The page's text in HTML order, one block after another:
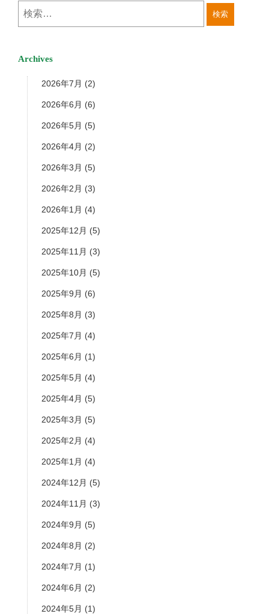
Archives
2026年7月 (2)
2026年6月 (6)
2026年5月 (5)
2026年4月 (2)
2026年3月 (5)
2026年2月 (3)
2026年1月 (4)
2025年12月 (5)
2025年11月 (3)
2025年10月 (5)
2025年9月 (6)
2025年8月 (3)
2025年7月 (4)
2025年6月 (1)
2025年5月 (4)
2025年4月 (5)
2025年3月 (5)
2025年2月 (4)
2025年1月 (4)
2024年12月 (5)
2024年11月 (3)
2024年9月 (5)
2024年8月 (2)
2024年7月 (1)
2024年6月 (2)
2024年5月 (1)